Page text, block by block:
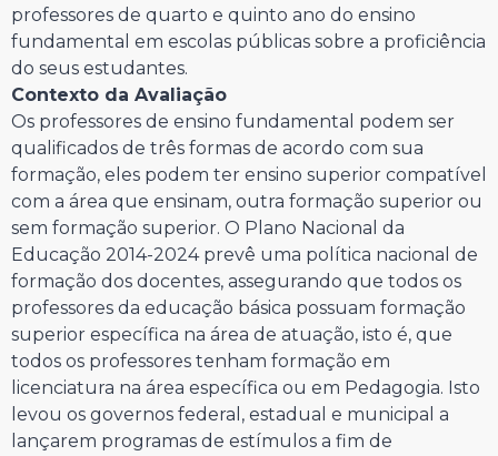
professores de quarto e quinto ano do ensino
fundamental em escolas públicas sobre a proficiência
do seus estudantes.
Contexto da Avaliação
Os professores de ensino fundamental podem ser
qualificados de três formas de acordo com sua
formação, eles podem ter ensino superior compatível
com a área que ensinam, outra formação superior ou
sem formação superior. O Plano Nacional da
Educação 2014-2024 prevê uma política nacional de
formação dos docentes, assegurando que todos os
professores da educação básica possuam formação
superior específica na área de atuação, isto é, que
todos os professores tenham formação em
licenciatura na área específica ou em Pedagogia. Isto
levou os governos federal, estadual e municipal a
lançarem programas de estímulos a fim de